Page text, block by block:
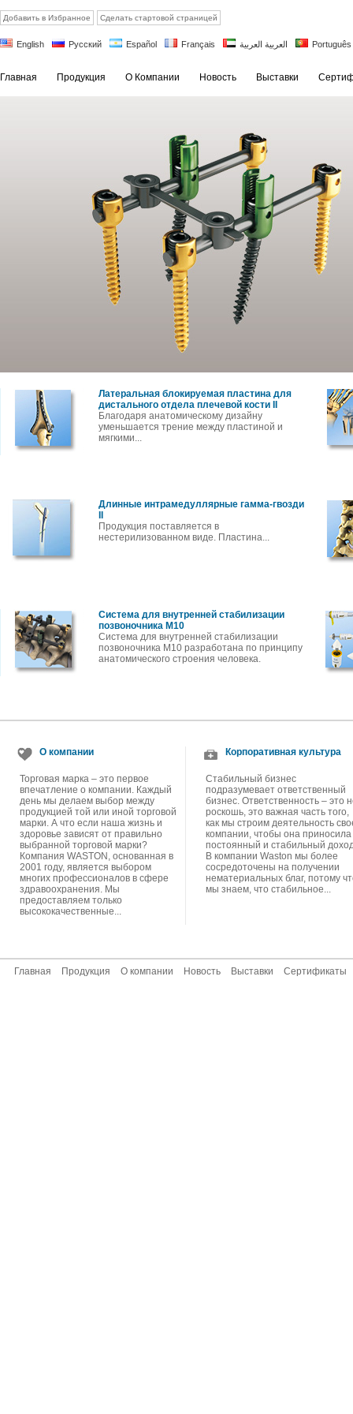
Добавить в Избранное Сделать стартовой страницей
English Русский Español Français العربية العربية Português
Главная Продукция О Компании Новость Выставки
Латеральная блокируемая пластина для
дистального отдела плечевой кости II
Благодаря анатомическому дизайну
уменьшается трение между пластиной и
мягкими...
Длинные интрамедуллярные гамма-гвозди
Продукция поставляется в
нестерилизованном виде. Пластина...
Система для внутренней стабилизации
позвоночника M10
Система для внутренней стабилизации
позвоночника M10 разработана по принципу
анатомического строения человека.
О компании
Торговая марка – это первое
впечатление о компании. Каждый
день мы делаем выбор между
продукцией той или иной торговой
марки. А что если наша жизнь и
здоровье зависят от правильно
выбранной торговой марки?
Компания WASTON, основанная в
2001 году, является выбором
многих профессионалов в сфере
здравоохранения. Мы
предоставляем только
высококачественные...
Корпоративная культура
Стабильный бизнес
подразумевает ответственный
бизнес. Ответственность – это
роскошь, это важная часть того,
как мы строим деятельность
компании, чтобы она приносила
постоянный и стабильный
В компании Waston мы более
сосредоточены на получении
нематериальных благ, потому
мы знаем, что стабильное...
Главная Продукция О компании Новость Выставки Сертификаты